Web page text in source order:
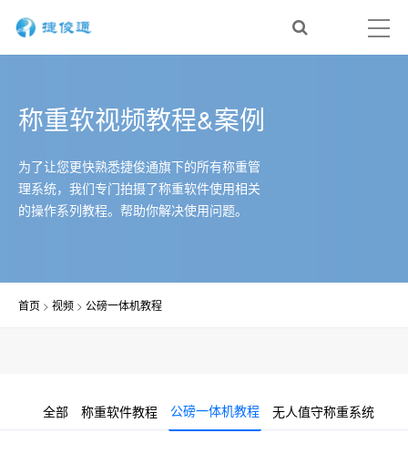
称重软视频教程&案例
为了让您更快熟悉捷俊通旗下的所有称重管
理系统，我们专门拍摄了称重软件使用相关
的操作系列教程。帮助你解决使用问题。
首页 > 视频 > 公磅一体机教程
使用教程
全部 称重软件教程 公磅一体机教程 无人值守称重系统